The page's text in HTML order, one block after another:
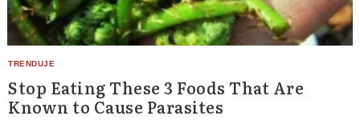
Stop Eating These 3 Foods That Are
Known to Cause Parasites